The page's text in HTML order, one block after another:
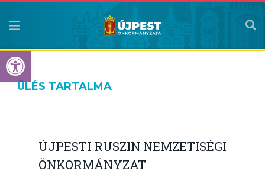
Eszköztár megnyitása
ÜLÉS TARTALMA
ÚJPESTI RUSZIN NEMZETISÉGI
ÖNKORMÁNYZAT